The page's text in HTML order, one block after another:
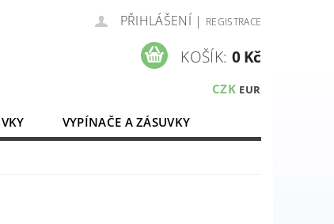
PŘIHLÁŠENÍ | REGISTRACE
CZK EUR
KOŠÍK: 0 Kč
VYPÍNAČE A ZÁSUVKY